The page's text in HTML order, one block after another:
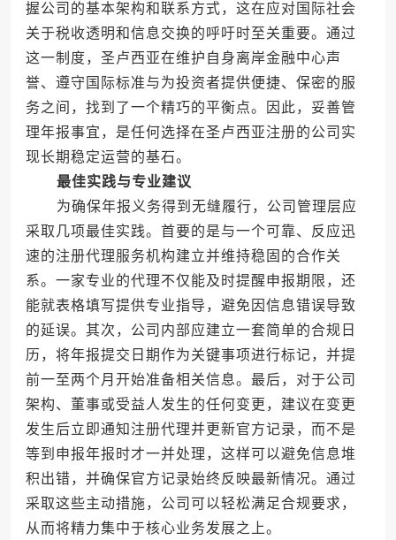
握公司的基本架构和联系方式，这在应对国际社会
关于税收透明和信息交换的呼吁时至关重要。通过
这一制度，圣卢西亚在维护自身离岸金融中心声
誉、遵守国际标准与为投资者提供便捷、保密的服
务之间，找到了一个精巧的平衡点。因此，妥善管
理年报事宜，是任何选择在圣卢西亚注册的公司实
现长期稳定运营的基石。
最佳实践与专业建议
为确保年报义务得到无缝履行，公司管理层应
采取几项最佳实践。首要的是与一个可靠、反应迅
速的注册代理服务机构建立并维持稳固的合作关
系。一家专业的代理不仅能及时提醒申报期限，还
能就表格填写提供专业指导，避免因信息错误导致
的延误。其次，公司内部应建立一套简单的合规日
历，将年报提交日期作为关键事项进行标记，并提
前一至两个月开始准备相关信息。最后，对于公司
架构、董事或受益人发生的任何变更，建议在变更
发生后立即通知注册代理并更新官方记录，而不是
等到申报年报时才一并处理，这样可以避免信息堆
积出错，并确保官方记录始终反映最新情况。通过
采取这些主动措施，公司可以轻松满足合规要求，
从而将精力集中于核心业务发展之上。